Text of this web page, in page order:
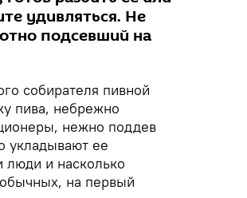
удивляться. Не
подсевший на
собирателя пивной
пива, небрежно
нежно поддев
укладывают ее
люди и насколько
на первый